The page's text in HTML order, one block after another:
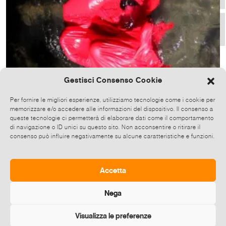
Gestisci Consenso Cookie
Per fornire le migliori esperienze, utilizziamo tecnologie come i cookie per
memorizzare e/o accedere alle informazioni del dispositivo. Il consenso a
queste tecnologie ci permetterà di elaborare dati come il comportamento
di navigazione o ID unici su questo sito. Non acconsentire o ritirare il
consenso può influire negativamente su alcune caratteristiche e funzioni.
Accetta
Nega
Visualizza le preferenze
BACK STAGE E LIVE PERFORMANCE
Riserva Naturale dell'Insugherata ingresso sentiero